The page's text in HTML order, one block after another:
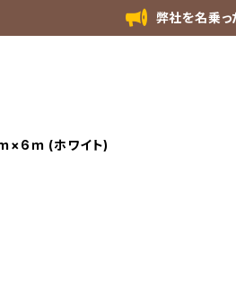
弊社を名乗っ
×6ｍ (ホワイト)